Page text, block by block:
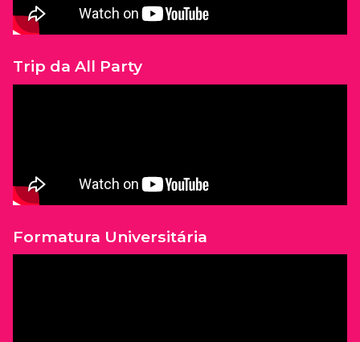
Trip da All Party
Formatura Universitária